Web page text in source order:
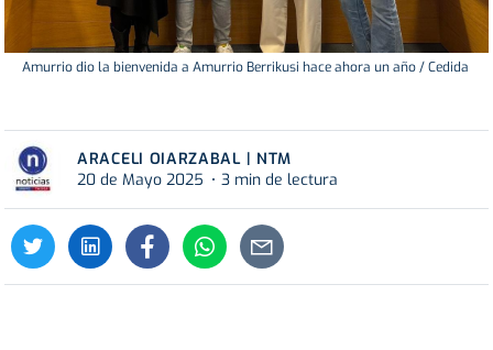
Amurrio dio la bienvenida a Amurrio Berrikusi hace ahora un año / Cedida
ARACELI OIARZABAL | NTM
20 de Mayo 2025
3 min de lectura